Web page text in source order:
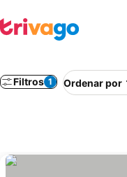
Filtros 1 Ordenar por